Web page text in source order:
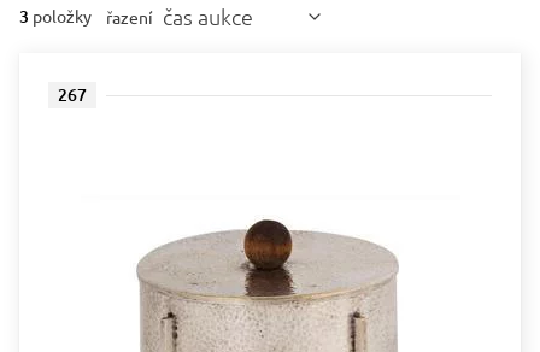
3 položky řazení čas aukce
267